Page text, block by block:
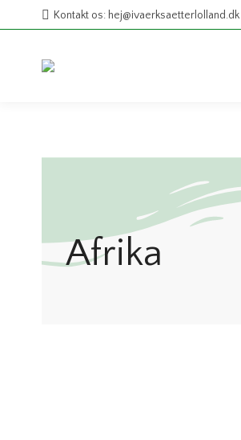
Kontakt os: hej@ivaerksaetterlolland.dk
Afrika